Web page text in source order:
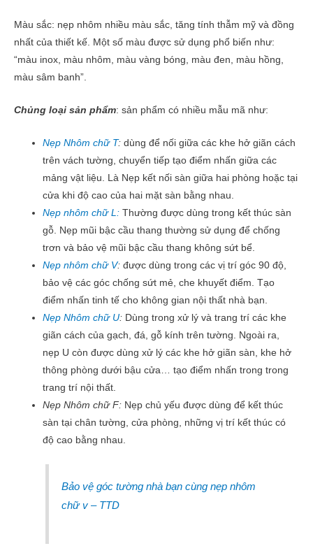
Màu sắc: nẹp nhôm nhiều màu sắc, tăng tính thẫm mỹ và đồng
nhất của thiết kế. Một số màu được sử dụng phổ biến như:
“màu inox, màu nhôm, màu vàng bóng, màu đen, màu hồng,
màu sâm banh”.
Chủng loại sản phẩm: sản phẩm có nhiều mẫu mã như:
Nẹp Nhôm chữ T: dùng để nối giữa các khe hở giãn cách
trên vách tường, chuyển tiếp tạo điểm nhấn giữa các
mảng vật liệu. Là Nẹp kết nối sàn giữa hai phòng hoặc tại
cửa khi độ cao của hai mặt sàn bằng nhau.
Nẹp nhôm chữ L: Thường được dùng trong kết thúc sàn
gỗ. Nẹp mũi bậc cầu thang thường sử dụng để chống
trơn và bảo vệ mũi bậc cầu thang không sứt bể.
Nẹp nhôm chữ V: được dùng trong các vị trí góc 90 độ,
bảo vệ các góc chống sứt mẻ, che khuyết điểm. Tạo
điểm nhấn tinh tế cho không gian nội thất nhà bạn.
Nẹp Nhôm chữ U: Dùng trong xử lý và trang trí các khe
giãn cách của gạch, đá, gỗ kính trên tường. Ngoài ra,
nẹp U còn được dùng xử lý các khe hở giãn sàn, khe hở
thông phòng dưới bậu cửa… tạo điểm nhấn trong trong
trang trí nội thất.
Nẹp Nhôm chữ F: Nẹp chủ yếu được dùng để kết thúc
sàn tại chân tường, cửa phòng, những vị trí kết thúc có
độ cao bằng nhau.
Bảo vệ góc tường nhà bạn cùng nẹp nhôm
chữ v – TTD